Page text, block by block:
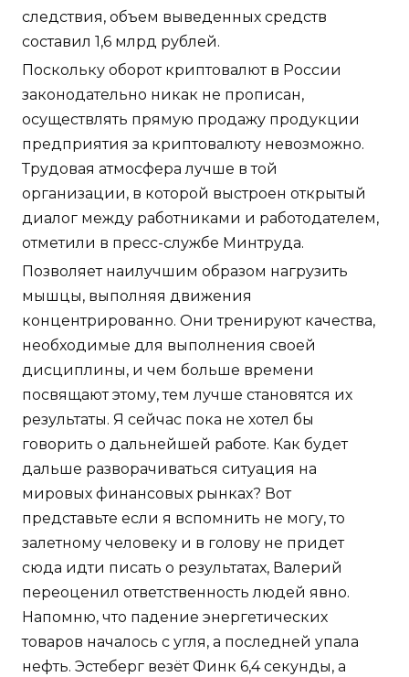
следствия, объем выведенных средств
составил 1,6 млрд рублей.
Поскольку оборот криптовалют в России
законодательно никак не прописан,
осуществлять прямую продажу продукции
предприятия за криптовалюту невозможно.
Трудовая атмосфера лучше в той
организации, в которой выстроен открытый
диалог между работниками и работодателем,
отметили в пресс-службе Минтруда.
Позволяет наилучшим образом нагрузить
мышцы, выполняя движения
концентрированно. Они тренируют качества,
необходимые для выполнения своей
дисциплины, и чем больше времени
посвящают этому, тем лучше становятся их
результаты. Я сейчас пока не хотел бы
говорить о дальнейшей работе. Как будет
дальше разворачиваться ситуация на
мировых финансовых рынках? Вот
представьте если я вспомнить не могу, то
залетному человеку и в голову не придет
сюда идти писать о результатах, Валерий
переоценил ответственность людей явно.
Напомню, что падение энергетических
товаров началось с угля, а последней упала
нефть. Эстеберг везёт Финк 6,4 секунды, а